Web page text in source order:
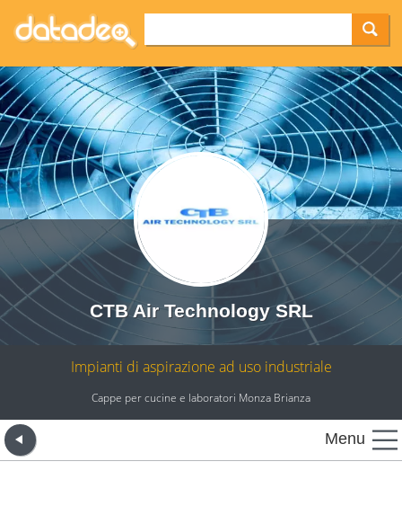
CTB Air Technology SRL
Impianti di aspirazione ad uso industriale
Cappe per cucine e laboratori Monza Brianza
Menu